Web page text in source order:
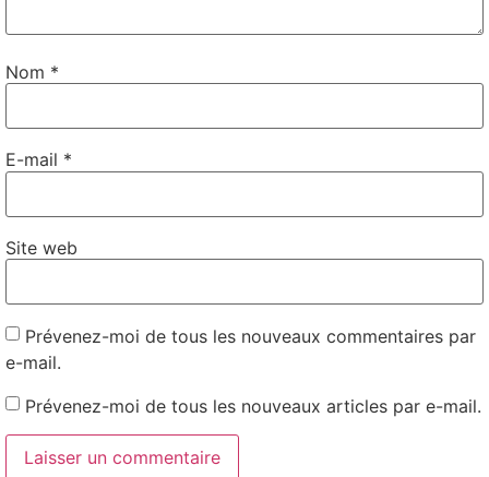
Nom *
E-mail *
Site web
Prévenez-moi de tous les nouveaux commentaires par
e-mail.
Prévenez-moi de tous les nouveaux articles par e-mail.